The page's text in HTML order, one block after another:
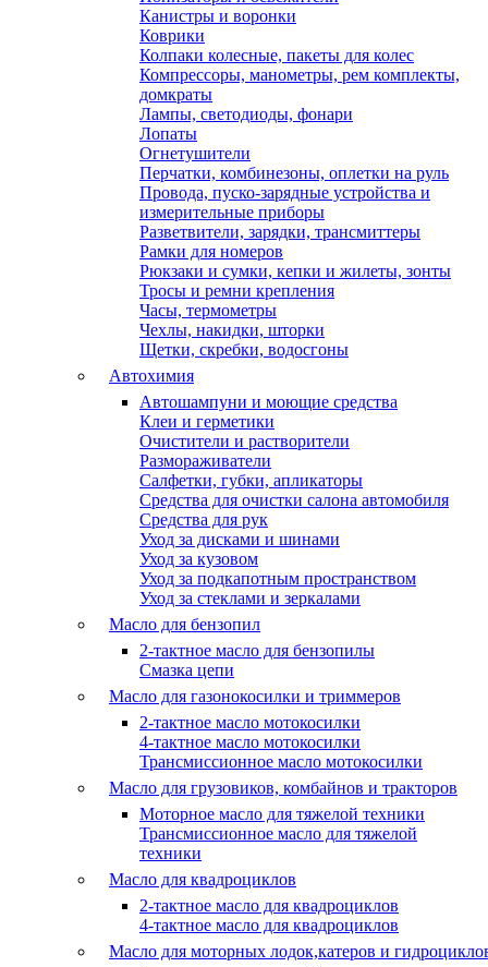
Канистры и воронки
Коврики
Колпаки колесные, пакеты для колес
Компрессоры, манометры, рем комплекты,
домкраты
Лампы, светодиоды, фонари
Лопаты
Огнетушители
Перчатки, комбинезоны, оплетки на руль
Провода, пуско-зарядные устройства и
измерительные приборы
Разветвители, зарядки, трансмиттеры
Рамки для номеров
Рюкзаки и сумки, кепки и жилеты, зонты
Тросы и ремни крепления
Часы, термометры
Чехлы, накидки, шторки
Щетки, скребки, водосгоны
Автохимия
Автошампуни и моющие средства
Клеи и герметики
Очистители и растворители
Размораживатели
Салфетки, губки, апликаторы
Средства для очистки салона автомобиля
Средства для рук
Уход за дисками и шинами
Уход за кузовом
Уход за подкапотным пространством
Уход за стеклами и зеркалами
Масло для бензопил
2-тактное масло для бензопилы
Cмазка цепи
Масло для газонокосилки и триммеров
2-тактное масло мотокосилки
4-тактное масло мотокосилки
Трансмиссионное масло мотокосилки
Масло для грузовиков, комбайнов и тракторов
Моторное масло для тяжелой техники
Трансмиссионное масло для тяжелой
техники
Масло для квадроциклов
2-тактное масло для квадроциклов
4-тактное масло для квадроциклов
Масло для моторных лодок,катеров и